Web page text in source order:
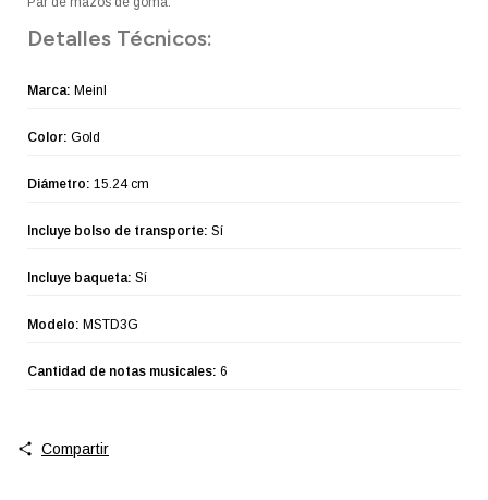
Detalles Técnicos:
Marca: Meinl
Color: Gold
Diámetro: 15.24 cm
Incluye bolso de transporte: Sí
Incluye baqueta: Sí
Modelo: MSTD3G
Cantidad de notas musicales: 6
Compartir